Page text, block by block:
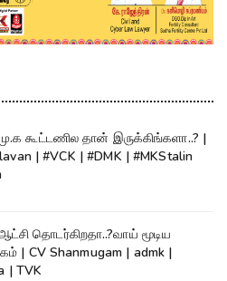
கூட்டணில தான் இருக்கிங்களா..? |
| #VCK | #DMK | #MKStalin
தொடர்கிறதா..?வாய் மூடிய
| CV Shanmugam | admk |
| TVK